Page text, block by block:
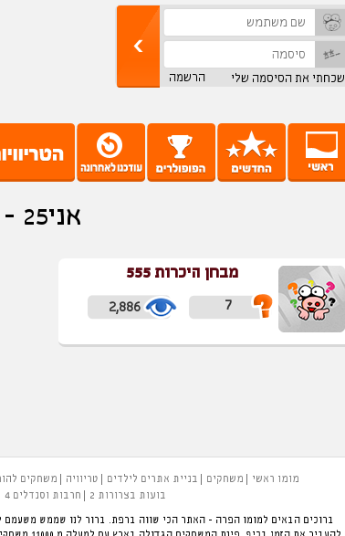
שכחתי את הסיסמה שלי הרשמה
אני25 - מומו טריוויה
מבחן היכרות 555
7
2,886
מומו ראשי משחקים בניית אתרים לילדים טריוויה משחקים
בועות בצרורות 2
חרבות וסנדלים 4
ברוכים הבאים למומו הפרה - האתר הכי שווה ברפת. ברור לנו שממש משעמם